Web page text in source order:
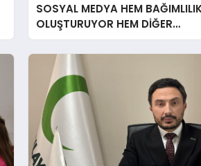
SOSYAL MEDYA HEM
OLUŞTURUYOR HEM DİĞER
BAĞIMLILIKLARA ZEMİN
HAZIRLIYOR”